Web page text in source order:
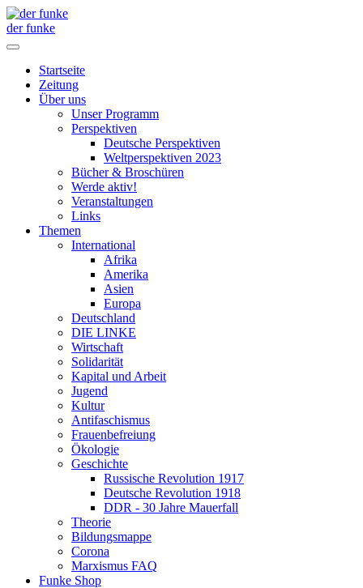
der funke
Startseite
Zeitung
Über uns
Unser Programm
Perspektiven
Deutsche Perspektiven
Weltperspektiven 2023
Bücher & Broschüren
Werde aktiv!
Veranstaltungen
Links
Themen
International
Afrika
Amerika
Asien
Europa
Deutschland
DIE LINKE
Wirtschaft
Solidarität
Kapital und Arbeit
Jugend
Kultur
Antifaschismus
Frauenbefreiung
Ökologie
Geschichte
Russische Revolution 1917
Deutsche Revolution 1918
DDR - 30 Jahre Mauerfall
Theorie
Bildungsmappe
Corona
Marxismus FAQ
Funke Shop